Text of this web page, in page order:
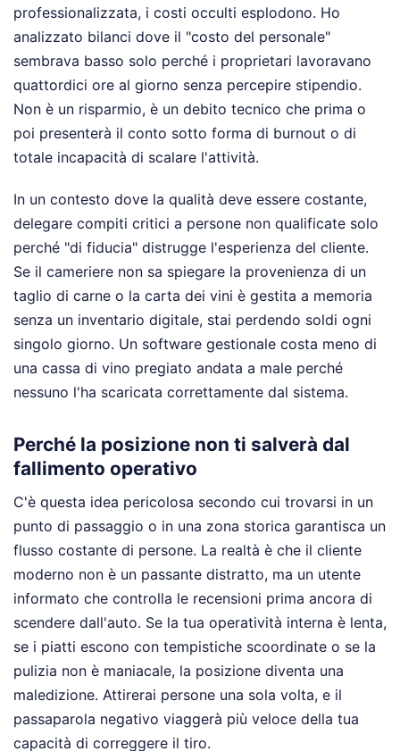
professionalizzata, i costi occulti esplodono. Ho
analizzato bilanci dove il "costo del personale"
sembrava basso solo perché i proprietari lavoravano
quattordici ore al giorno senza percepire stipendio.
Non è un risparmio, è un debito tecnico che prima o
poi presenterà il conto sotto forma di burnout o di
totale incapacità di scalare l'attività.
In un contesto dove la qualità deve essere costante,
delegare compiti critici a persone non qualificate solo
perché "di fiducia" distrugge l'esperienza del cliente.
Se il cameriere non sa spiegare la provenienza di un
taglio di carne o la carta dei vini è gestita a memoria
senza un inventario digitale, stai perdendo soldi ogni
singolo giorno. Un software gestionale costa meno di
una cassa di vino pregiato andata a male perché
nessuno l'ha scaricata correttamente dal sistema.
Perché la posizione non ti salverà dal
fallimento operativo
C'è questa idea pericolosa secondo cui trovarsi in un
punto di passaggio o in una zona storica garantisca un
flusso costante di persone. La realtà è che il cliente
moderno non è un passante distratto, ma un utente
informato che controlla le recensioni prima ancora di
scendere dall'auto. Se la tua operatività interna è lenta,
se i piatti escono con tempistiche scoordinate o se la
pulizia non è maniacale, la posizione diventa una
maledizione. Attirerai persone una sola volta, e il
passaparola negativo viaggerà più veloce della tua
capacità di correggere il tiro.